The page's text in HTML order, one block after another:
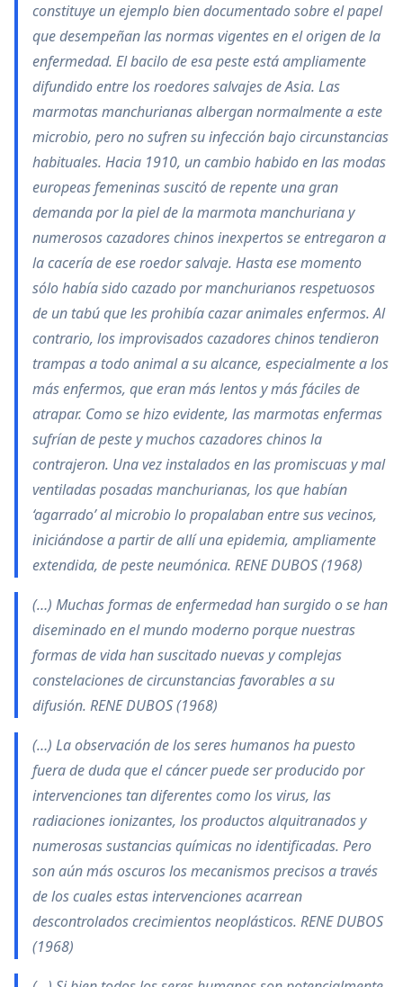
constituye un ejemplo bien documentado sobre el papel
que desempeñan las normas vigentes en el origen de la
enfermedad. El bacilo de esa peste está ampliamente
difundido entre los roedores salvajes de Asia. Las
marmotas manchurianas albergan normalmente a este
microbio, pero no sufren su infección bajo circunstancias
habituales. Hacia 1910, un cambio habido en las modas
europeas femeninas suscitó de repente una gran
demanda por la piel de la marmota manchuriana y
numerosos cazadores chinos inexpertos se entregaron a
la cacería de ese roedor salvaje. Hasta ese momento
sólo había sido cazado por manchurianos respetuosos
de un tabú que les prohibía cazar animales enfermos. Al
contrario, los improvisados cazadores chinos tendieron
trampas a todo animal a su alcance, especialmente a los
más enfermos, que eran más lentos y más fáciles de
atrapar. Como se hizo evidente, las marmotas enfermas
sufrían de peste y muchos cazadores chinos la
contrajeron. Una vez instalados en las promiscuas y mal
ventiladas posadas manchurianas, los que habían
‘agarrado’ al microbio lo propalaban entre sus vecinos,
iniciándose a partir de allí una epidemia, ampliamente
extendida, de peste neumónica. RENE DUBOS (1968)
(…) Muchas formas de enfermedad han surgido o se han
diseminado en el mundo moderno porque nuestras
formas de vida han suscitado nuevas y complejas
constelaciones de circunstancias favorables a su
difusión. RENE DUBOS (1968)
(…) La observación de los seres humanos ha puesto
fuera de duda que el cáncer puede ser producido por
intervenciones tan diferentes como los virus, las
radiaciones ionizantes, los productos alquitranados y
numerosas sustancias químicas no identificadas. Pero
son aún más oscuros los mecanismos precisos a través
de los cuales estas intervenciones acarrean
descontrolados crecimientos neoplásticos. RENE DUBOS
(1968)